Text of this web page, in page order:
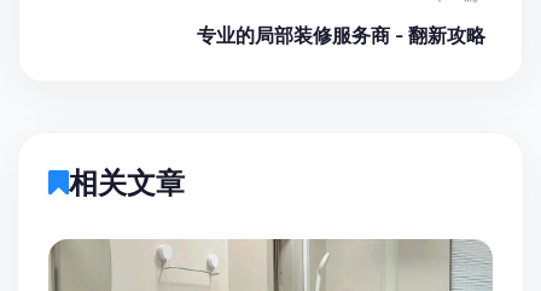
专业的局部装修服务商 - 翻新攻略
相关文章